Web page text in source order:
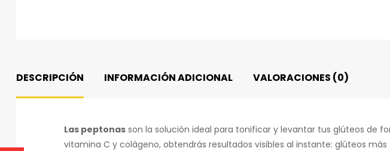
DESCRIPCIÓN INFORMACIÓN ADICIONAL VALORACIONES (0)
Las peptonas son la solución ideal para tonificar y levantar tus glúteos de
vitamina C y colágeno, obtendrás resultados visibles al instante: glúteos